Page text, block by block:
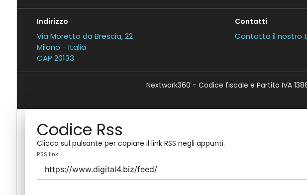
Indirizzo
Via Moretto da Brescia, 22
Milano - Italia
CAP 20133
Contatti
Contatta il nostro
Nextwork360 - Codice fiscale e Partita IVA
Codice Rss
Clicca sul pulsante per copiare il link RSS negli appunti.
RSS link